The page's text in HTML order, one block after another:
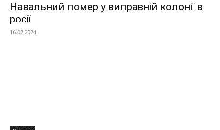
Навальний помер у виправній колонії в
росії
16.02.2024